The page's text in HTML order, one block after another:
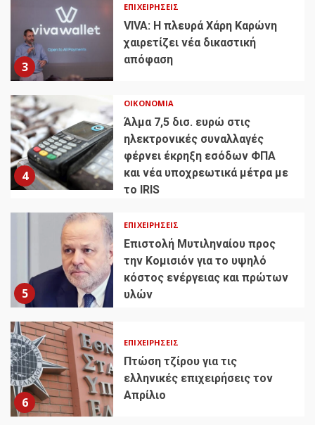
3
ΕΠΙΧΕΙΡΉΣΕΙΣ
VIVA: Η πλευρά Χάρη Καρώνη
χαιρετίζει νέα δικαστική
απόφαση
4
ΟΙΚΟΝΟΜΊΑ
Άλμα 7,5 δισ. ευρώ στις
ηλεκτρονικές συναλλαγές
φέρνει έκρηξη εσόδων ΦΠΑ
και νέα υποχρεωτικά μέτρα με
το IRIS
5
ΕΠΙΧΕΙΡΉΣΕΙΣ
Επιστολή Μυτιληναίου προς
την Κομισιόν για το υψηλό
κόστος ενέργειας και πρώτων
υλών
6
ΕΠΙΧΕΙΡΉΣΕΙΣ
Πτώση τζίρου για τις
ελληνικές επιχειρήσεις τον
Απρίλιο